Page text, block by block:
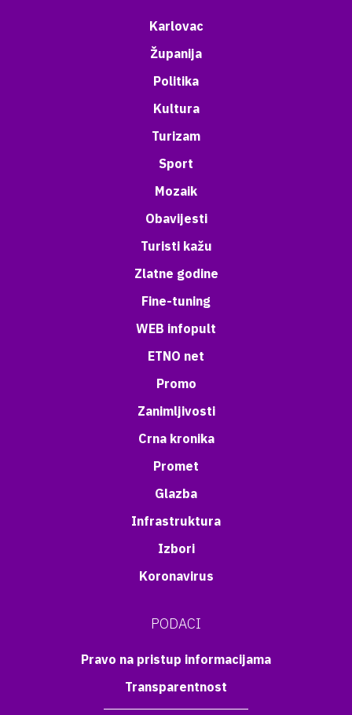
Karlovac
Županija
Politika
Kultura
Turizam
Sport
Mozaik
Obavijesti
Turisti kažu
Zlatne godine
Fine-tuning
WEB infopult
ETNO net
Promo
Zanimljivosti
Crna kronika
Promet
Glazba
Infrastruktura
Izbori
Koronavirus
PODACI
Pravo na pristup informacijama
Transparentnost